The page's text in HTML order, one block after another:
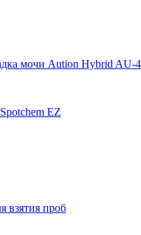
мочи Aution Hybrid AU-
EZ
взятия проб